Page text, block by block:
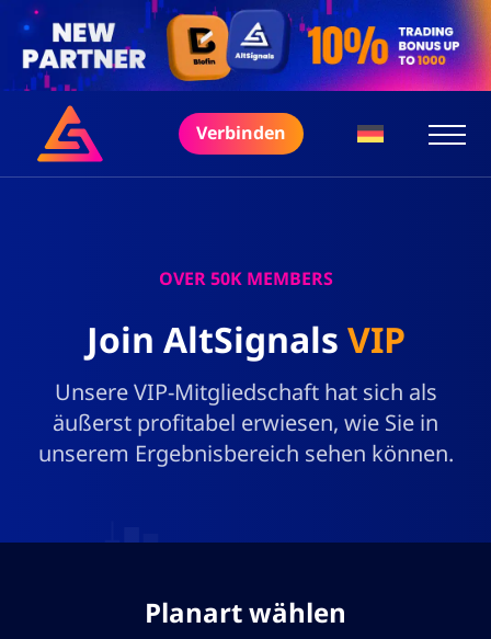
Verbinden
OVER 50K MEMBERS
Join AltSignals VIP
Unsere VIP-Mitgliedschaft hat sich als
äußerst profitabel erwiesen, wie Sie in
unserem Ergebnisbereich sehen können.
Planart wählen